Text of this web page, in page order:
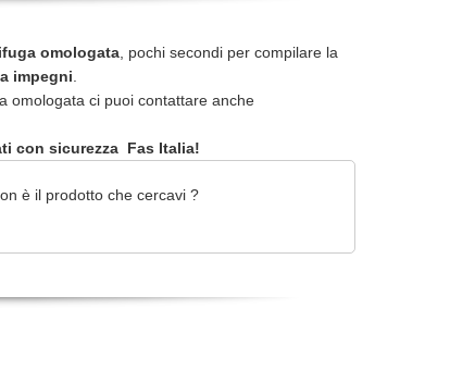
omologata , pochi secondi per compilare la
impegni
omologata ci puoi contattare anche
con sicurezza Fas Italia!
è il prodotto che cercavi ?